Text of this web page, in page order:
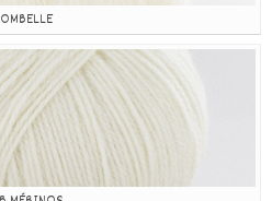
OMBELLE